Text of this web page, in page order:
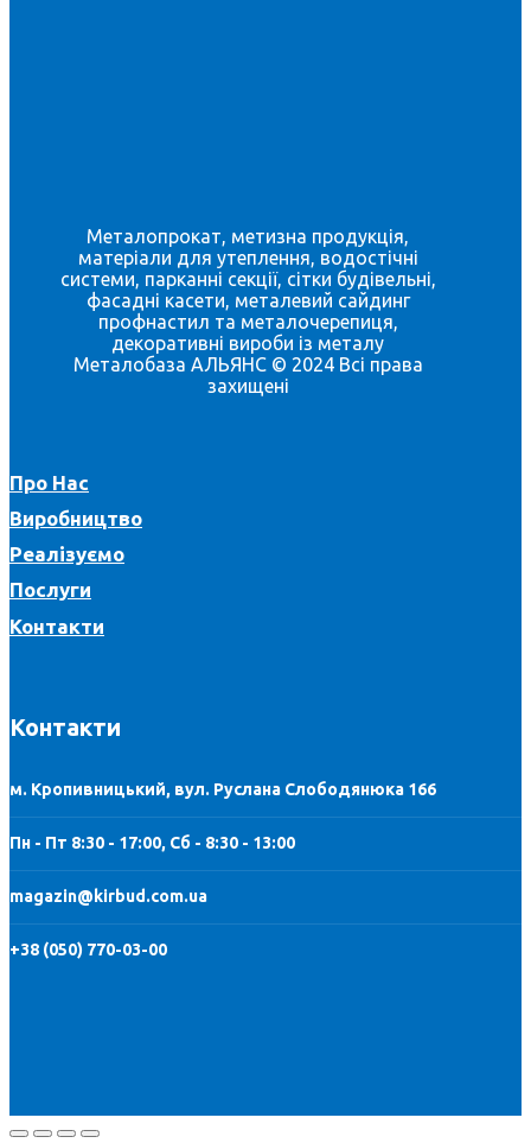
Металопрокат, метизна продукція,
матеріали для утеплення, водостічні
системи, парканні секції, сітки будівельні,
фасадні касети, металевий сайдинг
профнастил та металочерепиця,
декоративні вироби із металу
Металобаза АЛЬЯНС © 2024 Всі права
захищені
Про Нас
Виробництво
Реалізуємо
Послуги
Контакти
Контакти
м. Кропивницький, вул. Руслана Слободянюка 166
Пн - Пт 8:30 - 17:00, Сб - 8:30 - 13:00
magazin@kirbud.com.ua
+38 (050) 770-03-00